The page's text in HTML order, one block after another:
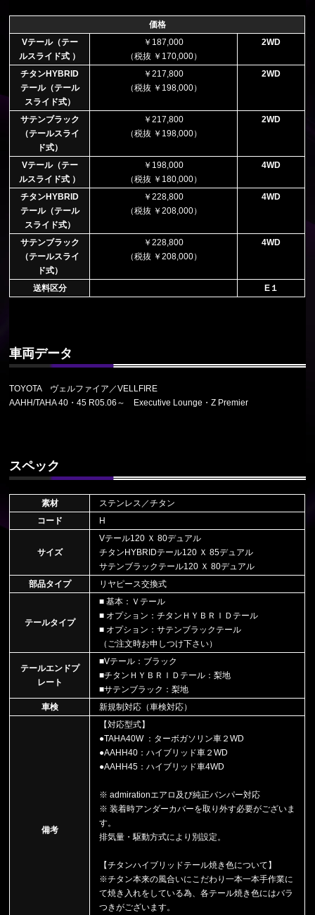
価格
Vテール（テー
ルスライド式 ）
￥187,000
（税抜 ￥170,000）
2WD
チタンHYBRID
テール（テール
スライド式）
￥217,800
（税抜 ￥198,000）
2WD
サテンブラック
（テールスライ
ド式）
￥217,800
（税抜 ￥198,000）
2WD
Vテール（テー
ルスライド式 ）
￥198,000
（税抜 ￥180,000）
4WD
チタンHYBRID
テール（テール
スライド式）
￥228,800
（税抜 ￥208,000）
4WD
サテンブラック
（テールスライ
ド式）
￥228,800
（税抜 ￥208,000）
4WD
送料区分 E１
車両データ
TOYOTA ヴェルファイア／VELLFIRE
AAHH/TAHA 40・45 R05.06～ Executive Lounge・Z Premier
スペック
素材
ステンレス／チタン
コード
H
サイズ
Vテール120 Ｘ 80デュアル
チタンHYBRIDテール120 Ｘ 85デュアル
サテンブラックテール120 Ｘ 80デュアル
部品タイプ
リヤピース交換式
テールタイプ
■ 基本：Ｖテール
■ オプション：チタンＨＹＢＲＩＤテール
■ オプション：サテンブラックテール
（ご注文時お申しつけ下さい）
テールエンドプ
レート
■Vテール：ブラック
■チタンＨＹＢＲＩＤテール：梨地
■サテンブラック：梨地
車検
新規制対応（車検対応）
備考
【対応型式】
●TAHA40W ：ターボガソリン車２WD
●AAHH40：ハイブリッド車２WD
●AAHH45：ハイブリッド車4WD
※ admirationエアロ及び純正バンパー対応
※ 装着時アンダーカバーを取り外す必要がございま
す。
排気量・駆動方式により別設定。
【チタンハイブリッドテール焼き色について】
※チタン本来の風合いにこだわり一本一本手作業に
て焼き入れをしている為、各テール焼き色にはバラ
つきがございます。